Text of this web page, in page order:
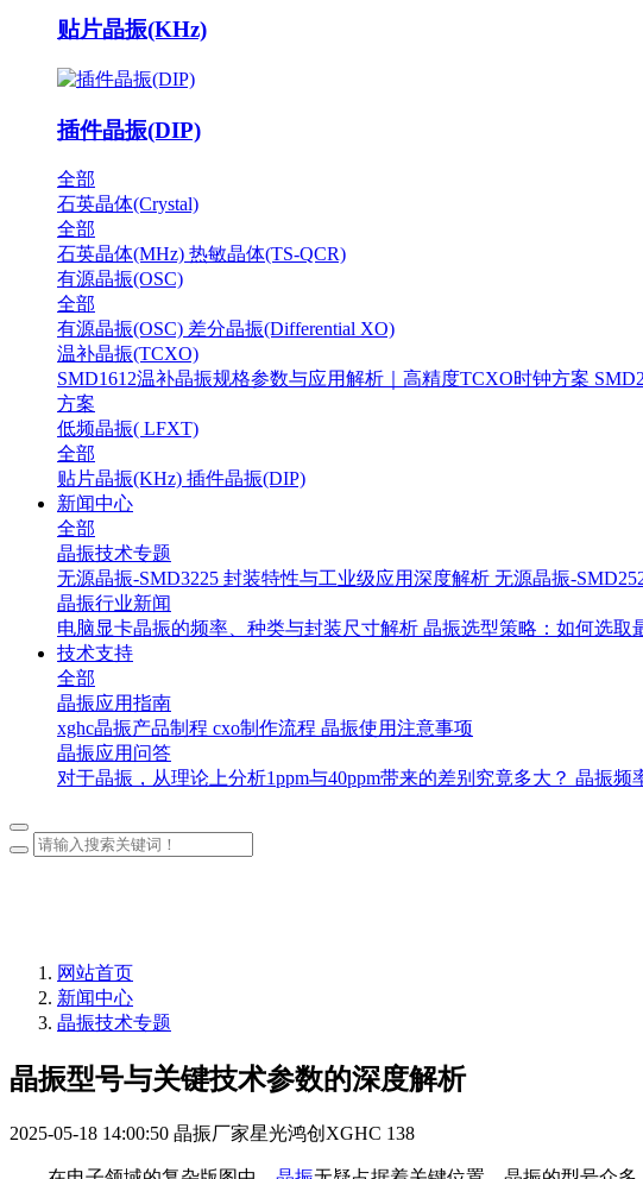
贴片晶振(KHz)
插件晶振(DIP)
全部
石英晶体(Crystal)
全部
石英晶体(MHz) 热敏晶体(TS-QCR)
有源晶振(OSC)
全部
有源晶振(OSC) 差分晶振(Differential XO)
温补晶振(TCXO)
SMD1612温补晶振规格参数与应用解析｜高精度TCXO时钟方案
方案
低频晶振( LFXT)
全部
贴片晶振(KHz) 插件晶振(DIP)
新闻中心
全部
晶振技术专题
无源晶振-SMD3225 封装特性与工业级应用深度解析 无源晶振-
晶振行业新闻
电脑显卡晶振的频率、种类与封装尺寸解析 晶振选型策略：如何选取
技术支持
全部
晶振应用指南
xghc晶振产品制程 cxo制作流程 晶振使用注意事项
晶振应用问答
对于晶振，从理论上分析1ppm与40ppm带来的差别究竟多大？ 晶振频
网站首页
新闻中心
晶振技术专题
晶振型号与关键技术参数的深度解析
2025-05-18 14:00:50 晶振厂家星光鸿创XGHC 138